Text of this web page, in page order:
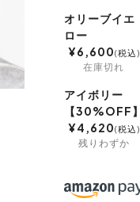
オリーブイエ
ロー
¥6,600 税込
在庫切れ
アイボリー
【30%OFF】
¥4,620 税込
残りわずか